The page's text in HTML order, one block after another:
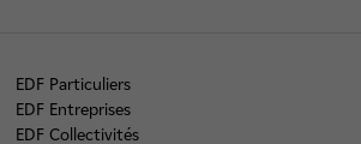
EDF Particuliers
EDF Entreprises
EDF Collectivités